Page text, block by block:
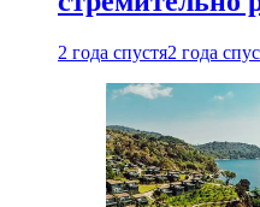
2 года спустя2 года